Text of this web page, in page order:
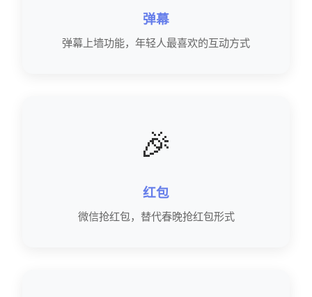
弹幕
弹幕上墙功能，年轻人最喜欢的互动方式
🎉
红包
微信抢红包，替代春晚抢红包形式